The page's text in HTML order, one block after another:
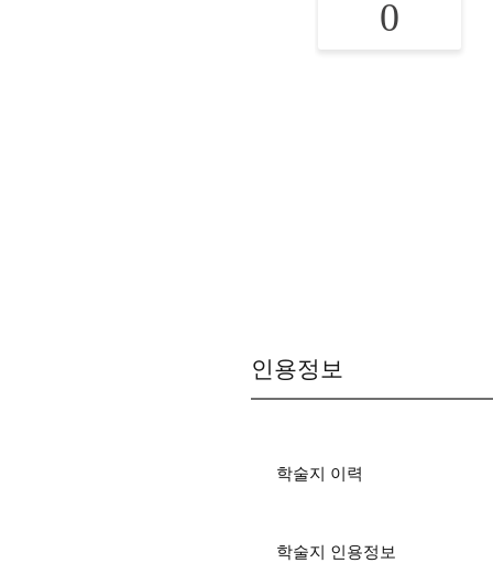
0
인용정보
학술지 이력
학술지 인용정보